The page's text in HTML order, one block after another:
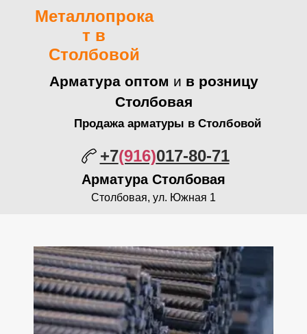
Металлопрока
т в
Столбовой
Арматура оптом и в розницу
Столбовая
Продажа арматуры в Столбовой
+7(916)017-80-71
Арматура Столбовая
Столбовая, ул. Южная 1